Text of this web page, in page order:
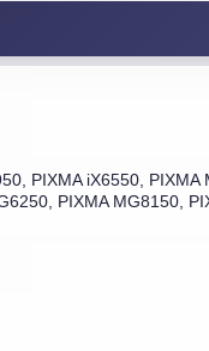
PIXMA iX6550,
PIXMA MG8150,